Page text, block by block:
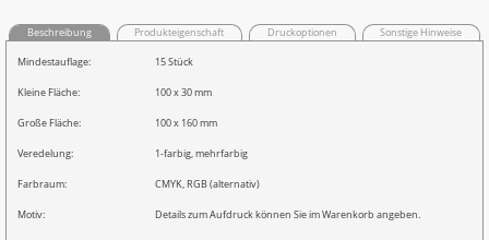
Beschreibung Produkteigenschaft Druckoptionen Sonstige Hinweise
Mindestauflage: 15 Stück
Kleine Fläche: 100 x 30 mm
Große Fläche: 100 x 160 mm
Veredelung: 1-farbig, mehrfarbig
Farbraum: CMYK, RGB (alternativ)
Motiv: Details zum Aufdruck können Sie im Warenkorb angeben.